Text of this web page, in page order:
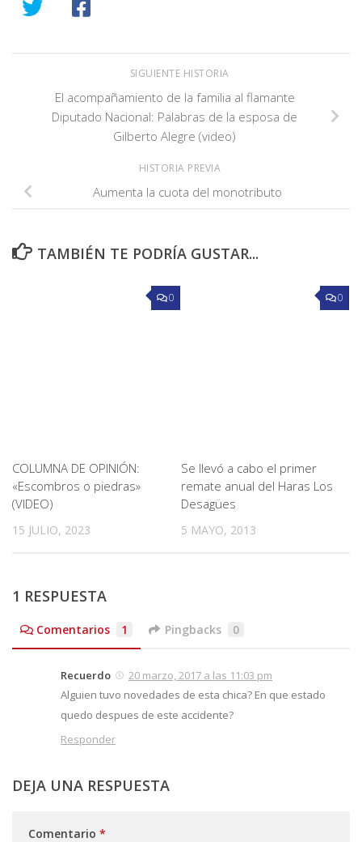
SIGUIENTE HISTORIA
El acompañamiento de la familia al flamante
Diputado Nacional: Palabras de la esposa de
Gilberto Alegre (video)
HISTORIA PREVIA
Aumenta la cuota del monotributo
TAMBIÉN TE PODRÍA GUSTAR...
0
COLUMNA DE OPINIÓN:
«Escombros o piedras»
(VIDEO)
15 JULIO, 2023
0
Se llevó a cabo el primer
remate anual del Haras Los
Desagües
5 MAYO, 2013
1 RESPUESTA
Comentarios 1 Pingbacks 0
Recuerdo
20 marzo, 2017 a las 11:03 pm
Alguien tuvo novedades de esta chica? En que estado
quedo despues de este accidente?
Responder
DEJA UNA RESPUESTA
Comentario *